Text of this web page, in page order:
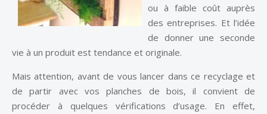
ou à faible coût auprès
des entreprises. Et l’idée
de donner une seconde
vie à un produit est tendance et originale.
Mais attention, avant de vous lancer dans ce recyclage et
de partir avec vos planches de bois, il convient de
procéder à quelques vérifications d’usage. En effet,